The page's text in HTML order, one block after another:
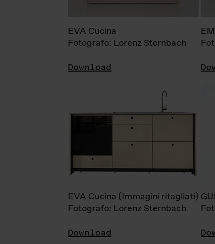
EVA Cucina
Fotografo: Lorenz Sternbach
Download
EVA Cucina (Immagini ritagliati)
Fotografo: Lorenz Sternbach
Download